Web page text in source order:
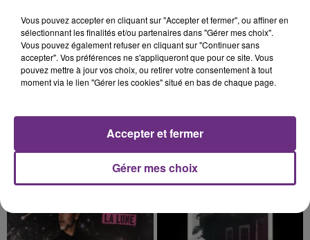
ALEX WARREN OLIVIA DEAN
So Easy (to Fall In Love)
Vous pouvez accepter en cliquant sur "Accepter et fermer", ou affiner en
sélectionnant les finalités et/ou partenaires dans "Gérer mes choix".
Vous pouvez également refuser en cliquant sur "Continuer sans
accepter". Vos préférences ne s'appliqueront que pour ce site. Vous
pouvez mettre à jour vos choix, ou retirer votre consentement à tout
moment via le lien "Gérer les cookies" situé en bas de chaque page.
Gérer mes choix
Accepter et fermer